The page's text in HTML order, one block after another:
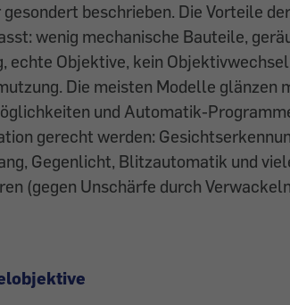
gesondert beschrieben. Die Vorteile
wenig mechanische Bauteile,
echte Objektive, kein
Die meisten Modelle glänzen
und Automatik-
gerecht werden:
Gegenlicht, Blitzautomatik und
(gegen Unschärfe durch